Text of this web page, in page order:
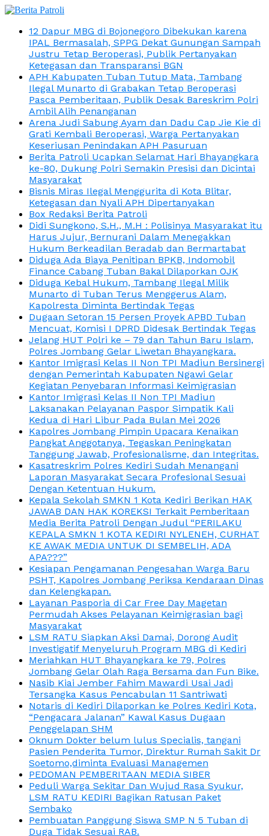
12 Dapur MBG di Bojonegoro Dibekukan karena
IPAL Bermasalah, SPPG Dekat Gunungan Sampah
Justru Tetap Beroperasi, Publik Pertanyakan
Ketegasan dan Transparansi BGN
APH Kabupaten Tuban Tutup Mata, Tambang
Ilegal Munarto di Grabakan Tetap Beroperasi
Pasca Pemberitaan, Publik Desak Bareskrim Polri
Ambil Alih Penanganan
Arena Judi Sabung Ayam dan Dadu Cap Jie Kie di
Grati Kembali Beroperasi, Warga Pertanyakan
Keseriusan Penindakan APH Pasuruan
Berita Patroli Ucapkan Selamat Hari Bhayangkara
ke-80, Dukung Polri Semakin Presisi dan Dicintai
Masyarakat
Bisnis Miras Ilegal Menggurita di Kota Blitar,
Ketegasan dan Nyali APH Dipertanyakan
Box Redaksi Berita Patroli
Didi Sungkono, S.H., M.H : Polisinya Masyarakat itu
Harus Jujur, Bernurani Dalam Menegakkan
Hukum Berkeadilan Beradab dan Bermartabat
Diduga Ada Biaya Penitipan BPKB, Indomobil
Finance Cabang Tuban Bakal Dilaporkan OJK
Diduga Kebal Hukum, Tambang Ilegal Milik
Munarto di Tuban Terus Menggerus Alam,
Kapolresta Diminta Bertindak Tegas
Dugaan Setoran 15 Persen Proyek APBD Tuban
Mencuat, Komisi I DPRD Didesak Bertindak Tegas
Jelang HUT Polri ke – 79 dan Tahun Baru Islam,
Polres Jombang Gelar Liwetan Bhayangkara.
Kantor Imigrasi Kelas II Non TPI Madiun Bersinergi
dengan Pemerintah Kabupaten Ngawi Gelar
Kegiatan Penyebaran Informasi Keimigrasian
Kantor Imigrasi Kelas II Non TPI Madiun
Laksanakan Pelayanan Paspor Simpatik Kali
Kedua di Hari Libur Pada Bulan Mei 2026
Kapolres Jombang Pimpin Upacara Kenaikan
Pangkat Anggotanya, Tegaskan Peningkatan
Tanggung Jawab, Profesionalisme, dan Integritas.
Kasatreskrim Polres Kediri Sudah Menangani
Laporan Masyarakat Secara Profesional Sesuai
Dengan Ketentuan Hukum.
Kepala Sekolah SMKN 1 Kota Kediri Berikan HAK
JAWAB DAN HAK KOREKSI Terkait Pemberitaan
Media Berita Patroli Dengan Judul “PERILAKU
KEPALA SMKN 1 KOTA KEDIRI NYLENEH, CURHAT
KE AWAK MEDIA UNTUK DI SEMBELIH, ADA
APA???”
Kesiapan Pengamanan Pengesahan Warga Baru
PSHT, Kapolres Jombang Periksa Kendaraan Dinas
dan Kelengkapan.
Layanan Pasporia di Car Free Day Magetan
Permudah Akses Pelayanan Keimigrasian bagi
Masyarakat
LSM RATU Siapkan Aksi Damai, Dorong Audit
Investigatif Menyeluruh Program MBG di Kediri
Meriahkan HUT Bhayangkara ke 79, Polres
Jombang Gelar Olah Raga Bersama dan Fun Bike.
Nasib Kiai Jember Fahim Mawardi Usai Jadi
Tersangka Kasus Pencabulan 11 Santriwati
Notaris di Kediri Dilaporkan ke Polres Kediri Kota,
“Pengacara Jalanan” Kawal Kasus Dugaan
Penggelapan SHM
Oknum Dokter belum lulus Specialis, tangani
Pasien Penderita Tumor, Direktur Rumah Sakit Dr
Soetomo,diminta Evaluasi Managemen
PEDOMAN PEMBERITAAN MEDIA SIBER
Peduli Warga Sekitar Dan Wujud Rasa Syukur,
LSM RATU KEDIRI Bagikan Ratusan Paket
Sembako
Pembuatan Panggung Siswa SMP N 5 Tuban di
Duga Tidak Sesuai RAB.